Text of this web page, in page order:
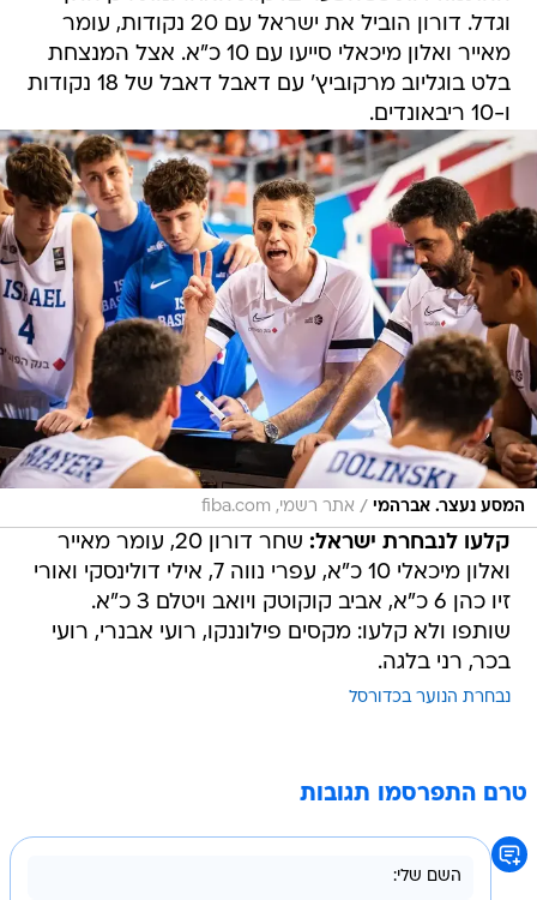
וגדל. דורון הוביל את ישראל עם 20 נקודות, עומר
מאייר ואלון מיכאלי סייעו עם 10 כ"א. אצל המנצחת
בלט בוגליוב מרקוביץ' עם דאבל דאבל של 18 נקודות
ו-10 ריבאונדים.
המסע נעצר. אברהמי / אתר רשמי, fiba.com
קלעו לנבחרת ישראל:
שחר דורון 20, עומר מאייר
ואלון מיכאלי 10 כ"א, עפרי נווה 7, אילי דולינסקי ואורי
זיו כהן 6 כ"א, אביב קוקוטק ויואב ויטלם 3 כ"א.
שותפו ולא קלעו: מקסים פילוננקו, רועי אבנרי, רועי
בכר, רני בלגה.
נבחרת הנוער בכדורסל
טרם התפרסמו תגובות